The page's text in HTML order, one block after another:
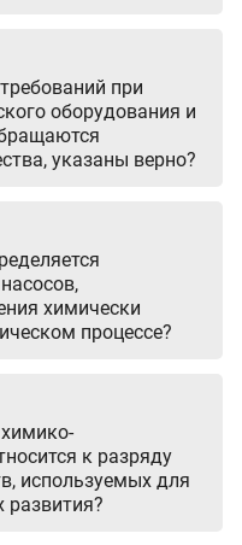
при
оборудования и
указаны верно?
химически
процессе?
к разряду
используемых для
развития?